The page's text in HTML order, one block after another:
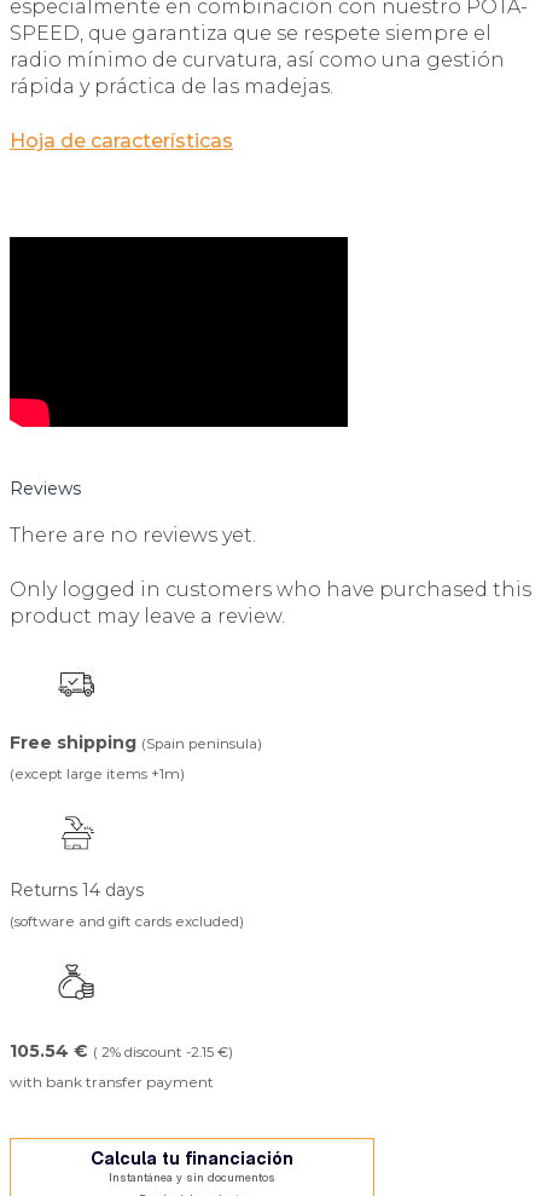
especialmente en combinación con nuestro POTA-
SPEED, que garantiza que se respete siempre el
radio mínimo de curvatura, así como una gestión
rápida y práctica de las madejas.
Hoja de características
Reviews
There are no reviews yet.
Only logged in customers who have purchased this
product may leave a review.
Free shipping (Spain peninsula)
(except large items +1m)
Returns 14 days
(software and gift cards excluded)
105.54 € ( 2% discount -2.15 €)
with bank transfer payment